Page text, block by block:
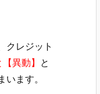
クレジット
異動】 と
ます。